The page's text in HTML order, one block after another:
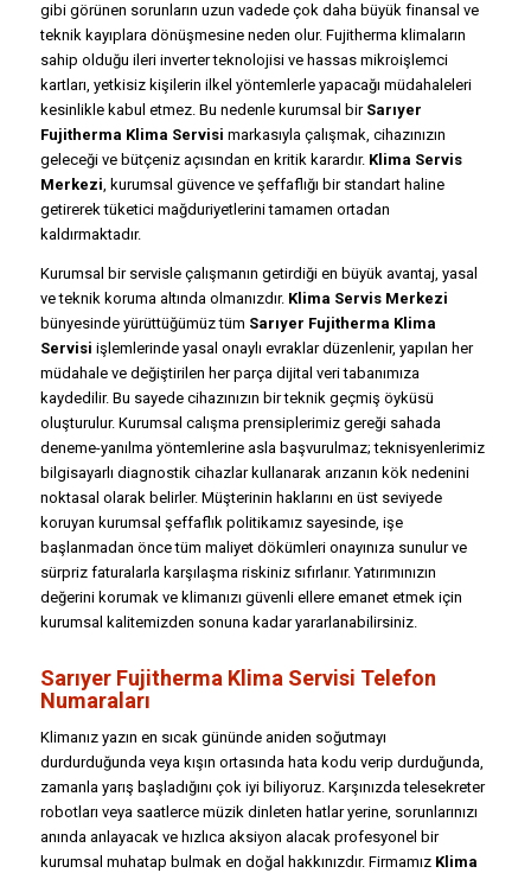
gibi görünen sorunların uzun vadede çok daha büyük finansal ve
teknik kayıplara dönüşmesine neden olur. Fujitherma klimaların
sahip olduğu ileri inverter teknolojisi ve hassas mikroişlemci
kartları, yetkisiz kişilerin ilkel yöntemlerle yapacağı müdahaleleri
kesinlikle kabul etmez. Bu nedenle kurumsal bir Sarıyer
Fujitherma Klima Servisi markasıyla çalışmak, cihazınızın
geleceği ve bütçeniz açısından en kritik karardır. Klima Servis
Merkezi, kurumsal güvence ve şeffaflığı bir standart haline
getirerek tüketici mağduriyetlerini tamamen ortadan
kaldırmaktadır.
Kurumsal bir servisle çalışmanın getirdiği en büyük avantaj, yasal
ve teknik koruma altında olmanızdır. Klima Servis Merkezi
bünyesinde yürüttüğümüz tüm Sarıyer Fujitherma Klima
Servisi işlemlerinde yasal onaylı evraklar düzenlenir, yapılan her
müdahale ve değiştirilen her parça dijital veri tabanımıza
kaydedilir. Bu sayede cihazınızın bir teknik geçmiş öyküsü
oluşturulur. Kurumsal calışma prensiplerimiz gereği sahada
deneme-yanılma yöntemlerine asla başvurulmaz; teknisyenlerimiz
bilgisayarlı diagnostik cihazlar kullanarak arızanın kök nedenini
noktasal olarak belirler. Müşterinin haklarını en üst seviyede
koruyan kurumsal şeffaflık politikamız sayesinde, işe
başlanmadan önce tüm maliyet dökümleri onayınıza sunulur ve
sürpriz faturalarla karşılaşma riskiniz sıfırlanır. Yatırımınızın
değerini korumak ve klimanızı güvenli ellere emanet etmek için
kurumsal kalitemizden sonuna kadar yararlanabilirsiniz.
Sarıyer Fujitherma Klima Servisi Telefon
Numaraları
Klimanız yazın en sıcak gününde aniden soğutmayı
durdurduğunda veya kışın ortasında hata kodu verip durduğunda,
zamanla yarış başladığını çok iyi biliyoruz. Karşınızda telesekreter
robotları veya saatlerce müzik dinleten hatlar yerine, sorunlarınızı
anında anlayacak ve hızlıca aksiyon alacak profesyonel bir
kurumsal muhatap bulmak en doğal hakkınızdır. Firmamız Klima